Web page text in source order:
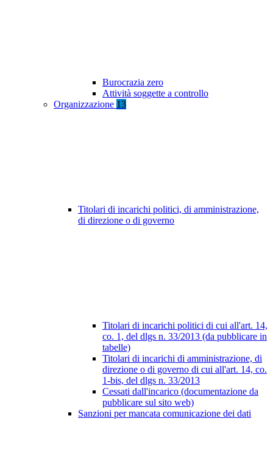
Burocrazia zero
Attività soggette a controllo
Organizzazione 13
Titolari di incarichi politici, di amministrazione,
di direzione o di governo
Titolari di incarichi politici di cui all'art. 14,
co. 1, del dlgs n. 33/2013 (da pubblicare in
tabelle)
Titolari di incarichi di amministrazione, di
direzione o di governo di cui all'art. 14, co.
1-bis, del dlgs n. 33/2013
Cessati dall'incarico (documentazione da
pubblicare sul sito web)
Sanzioni per mancata comunicazione dei dati